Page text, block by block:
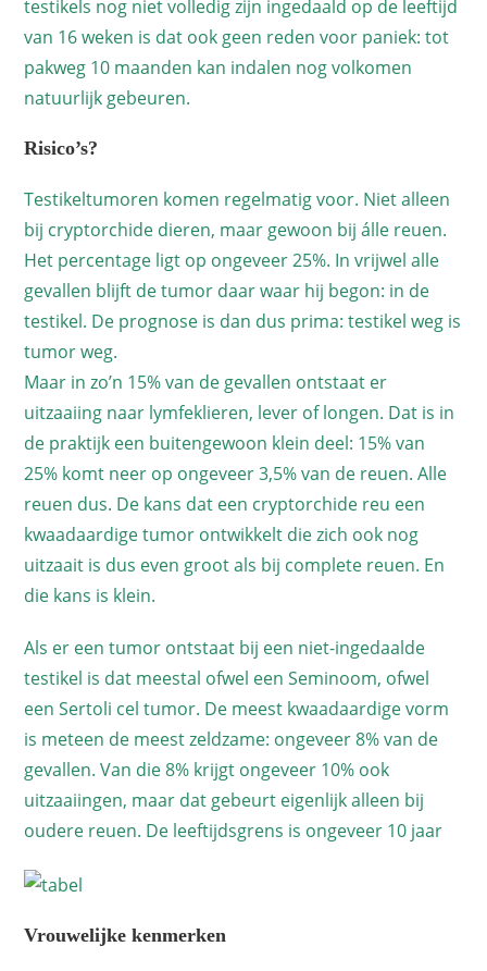
testikels nog niet volledig zijn ingedaald op de leeftijd
van 16 weken is dat ook geen reden voor paniek: tot
pakweg 10 maanden kan indalen nog volkomen
natuurlijk gebeuren.
Risico’s?
Testikeltumoren komen regelmatig voor. Niet alleen
bij cryptorchide dieren, maar gewoon bij álle reuen.
Het percentage ligt op ongeveer 25%. In vrijwel alle
gevallen blijft de tumor daar waar hij begon: in de
testikel. De prognose is dan dus prima: testikel weg is
tumor weg.
Maar in zo’n 15% van de gevallen ontstaat er
uitzaaiing naar lymfeklieren, lever of longen. Dat is in
de praktijk een buitengewoon klein deel: 15% van
25% komt neer op ongeveer 3,5% van de reuen. Alle
reuen dus. De kans dat een cryptorchide reu een
kwaadaardige tumor ontwikkelt die zich ook nog
uitzaait is dus even groot als bij complete reuen. En
die kans is klein.
Als er een tumor ontstaat bij een niet-ingedaalde
testikel is dat meestal ofwel een Seminoom, ofwel
een Sertoli cel tumor. De meest kwaadaardige vorm
is meteen de meest zeldzame: ongeveer 8% van de
gevallen. Van die 8% krijgt ongeveer 10% ook
uitzaaiingen, maar dat gebeurt eigenlijk alleen bij
oudere reuen. De leeftijdsgrens is ongeveer 10 jaar
Vrouwelijke kenmerken